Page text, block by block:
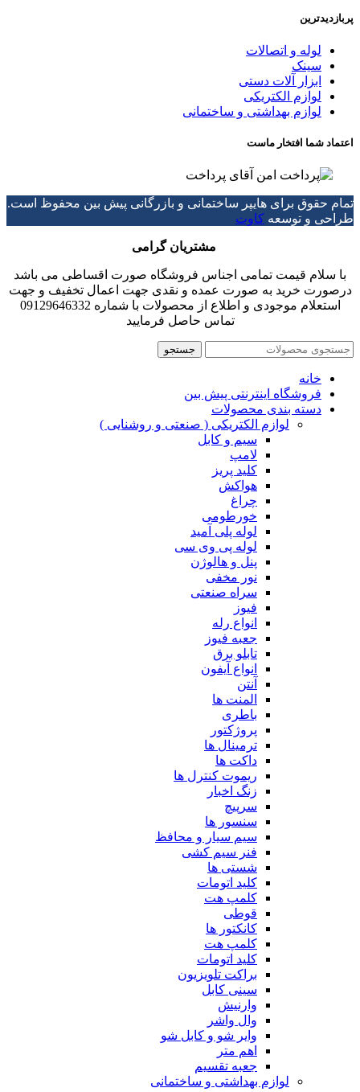
پربازدیدترین
لوله و اتصالات
سینک
ابزار آلات دستی
لوازم الکتریکی
لوازم بهداشتی و ساختمانی
اعتماد شما افتخار ماست
تمام حقوق برای هایپر ساختمانی و بازرگانی پیش بین محفوظ است.
طراحی و توسعه کاوت
مشتریان گرامی
با سلام قیمت تمامی اجناس فروشگاه صورت اقساطی می باشد
درصورت خرید به صورت عمده و نقدی جهت اعمال تخفیف و جهت
استعلام موجودی و اطلاع از محصولات با شماره 09129646332
تماس حاصل فرمایید
جستجو
خانه
فروشگاه اینترنتی پیش بین
دسته بندی محصولات
لوازم الکتریکی ( صنعتی و روشنایی )
سیم و کابل
لامپ
کلید پریز
هواکش
چراغ
خورطومی
لوله پلی آمید
لوله پی وی سی
پنل و هالوژن
نور مخفی
سراه صنعتی
فیوز
انواع رله
جعبه فیوز
تابلو برق
انواع آیفون
آنتن
المنت ها
باطری
پروژکتور
ترمینال ها
داکت ها
ریموت کنترل ها
زنگ اخبار
سرپیچ
سنسور ها
سیم سیار و محافظ
فنر سیم کشی
شستی ها
کلید اتومات
کلمپ هت
قوطی
کانکتور ها
کلمپ هت
کلید اتومات
براکت تلویزیون
سینی کابل
وارنیش
وال واشر
وایر شو و کابل شو
اهم متر
جعبه تقسیم
لوازم بهداشتی و ساختمانی